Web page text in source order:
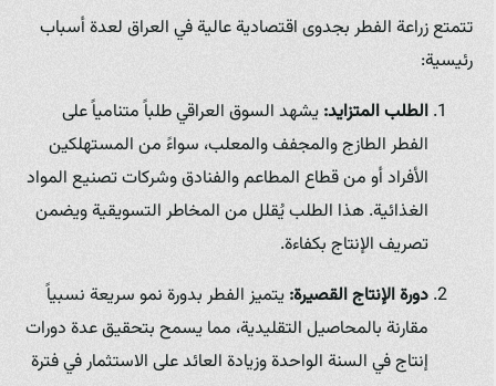
تتمتع زراعة الفطر بجدوى اقتصادية عالية في العراق لعدة أسباب
رئيسية:
الطلب المتزايد:يشهد السوق العراقي طلباً متنامياً على
الفطر الطازج والمجفف والمعلب، سواءً من المستهلكين
الأفراد أو من قطاع المطاعم والفنادق وشركات تصنيع المواد
الغذائية. هذا الطلب يُقلل من المخاطر التسويقية ويضمن
تصريف الإنتاج بكفاءة.
دورة الإنتاج القصيرة:يتميز الفطر بدورة نمو سريعة نسبياً
مقارنة بالمحاصيل التقليدية، مما يسمح بتحقيق عدة دورات
إنتاج في السنة الواحدة وزيادة العائد على الاستثمار في فترة